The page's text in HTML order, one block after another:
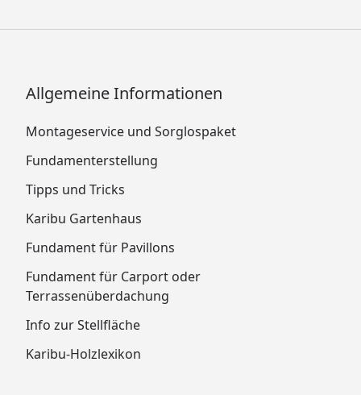
Allgemeine Informationen
Montageservice und Sorglospaket
Fundamenterstellung
Tipps und Tricks
Karibu Gartenhaus
Fundament für Pavillons
Fundament für Carport oder
Terrassenüberdachung
Info zur Stellfläche
Karibu-Holzlexikon